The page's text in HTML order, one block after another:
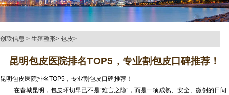
创联信息 > 生殖整形> 包皮>
昆明包皮医院排名TOP5，专业割包皮口碑推荐！
昆明包皮医院排名TOP5，专业割包皮口碑推荐！
在春城昆明，包皮环切早已不是“难言之隐”，而是一项成熟、安全、微创的日间